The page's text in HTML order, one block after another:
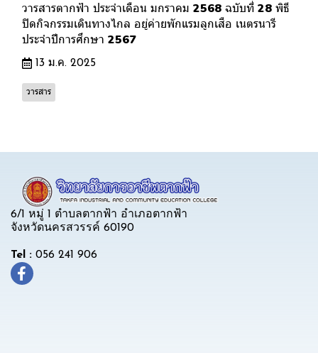
วารสารตากฟ้า ประจำเดือน มกราคม 2568 ฉบับที่ 28 พิธี
ปิดกิจกรรมเดินทางไกล อยู่ค่ายพักแรมลูกเสือ เนตรนารี
ประจำปีการศึกษา 2567
13 ม.ค. 2025
วารสาร
6/1 หมู่ 1 ตำบลตากฟ้า อำเภอตากฟ้า
จังหวัดนครสวรรค์ 60190
Tel : 056 241 906